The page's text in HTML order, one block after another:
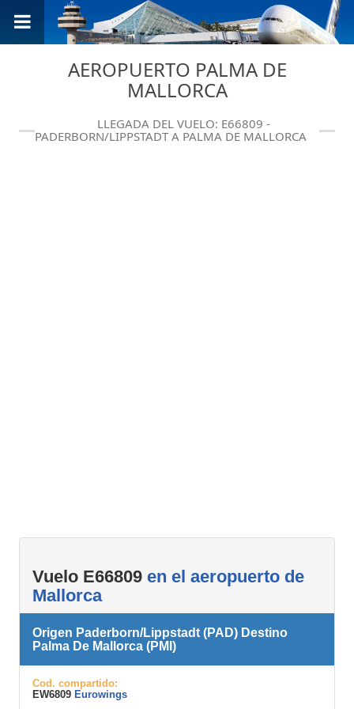
AEROPUERTO PALMA DE
MALLORCA
LLEGADA DEL VUELO: E66809 -
PADERBORN/LIPPSTADT A PALMA DE MALLORCA
Vuelo E66809 en el aeropuerto de
Mallorca
Origen Paderborn/Lippstadt (PAD) Destino
Palma De Mallorca (PMI)
Cod. compartido:
EW6809 Eurowings